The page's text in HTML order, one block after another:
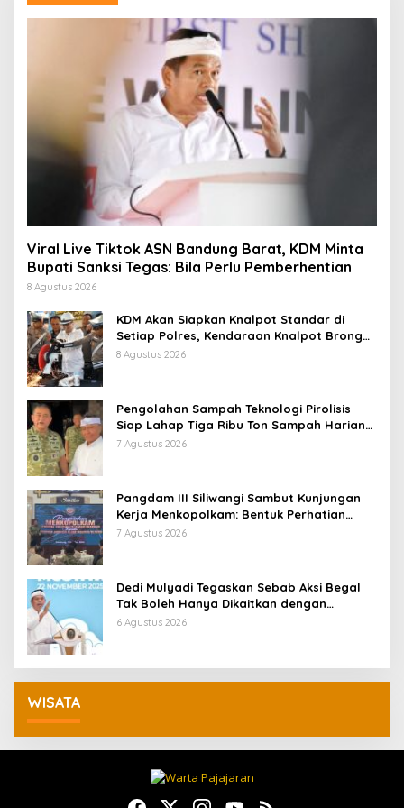
Viral Live Tiktok ASN Bandung Barat, KDM Minta
Bupati Sanksi Tegas: Bila Perlu Pemberhentian
8 Agustus 2026
KDM Akan Siapkan Knalpot Standar di
Setiap Polres, Kendaraan Knalpot Brong
Tertangkap Langsung Ganti
8 Agustus 2026
Pengolahan Sampah Teknologi Pirolisis
Siap Lahap Tiga Ribu Ton Sampah Harian
Jawa Barat
7 Agustus 2026
Pangdam III Siliwangi Sambut Kunjungan
Kerja Menkopolkam: Bentuk Perhatian
Pemerintah
7 Agustus 2026
Dedi Mulyadi Tegaskan Sebab Aksi Begal
Tak Boleh Hanya Dikaitkan dengan
Ekonomi
6 Agustus 2026
WISATA